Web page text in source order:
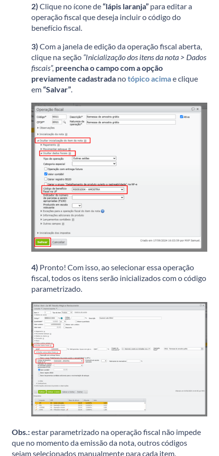
2) Clique no ícone de“lápis laranja” para editar a
operação fiscal que deseja incluir o código do
benefício fiscal.
3) Com a janela de edição da operação fiscal aberta,
clique na seção “Inicialização dos itens da nota > Dados
fiscais”, preencha o campo com a opção
previamente cadastrada notópico acimae clique
em“Salvar”.
4) Pronto! Com isso, ao selecionar essa operação
fiscal, todos os itens serão inicializados com o código
parametrizado.
Obs.:estar parametrizado na operação fiscal não impede
que no momento da emissão da nota, outros códigos
sejam selecionados manualmente para cada item.